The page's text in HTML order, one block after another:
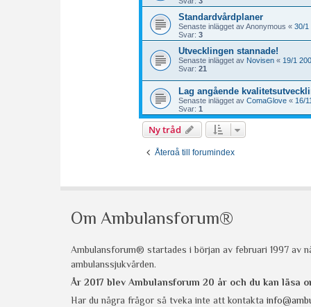
Om Ambulansforum®
Ambulansforum® startades i början av februari 1997 av
ambulanssjukvården.
År 2017 blev Ambulansforum 20 år och du kan läsa
Har du några frågor så tveka inte att kontakta